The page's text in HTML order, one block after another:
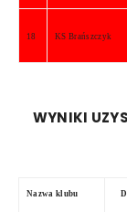
18 KS Brańszczyk
WYNIKI
Nazwa klubu